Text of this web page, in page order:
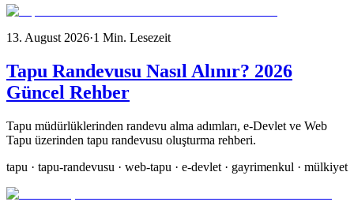
13. August 2026·1 Min. Lesezeit
Tapu Randevusu Nasıl Alınır? 2026
Güncel Rehber
Tapu müdürlüklerinden randevu alma adımları, e-Devlet ve Web
Tapu üzerinden tapu randevusu oluşturma rehberi.
tapu · tapu-randevusu · web-tapu · e-devlet · gayrimenkul · mülkiyet